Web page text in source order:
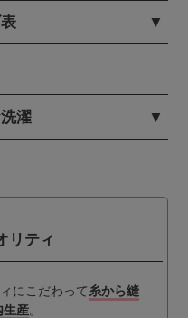
濯
リティ
にこだわって 糸から縫
生産。